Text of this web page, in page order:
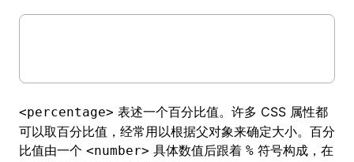
<percentage> 表述一个百分比值。许多 CSS 属性都
可以取百分比值，经常用以根据父对象来确定大小。百分
比值由一个 <number> 具体数值后跟着 % 符号构成，在